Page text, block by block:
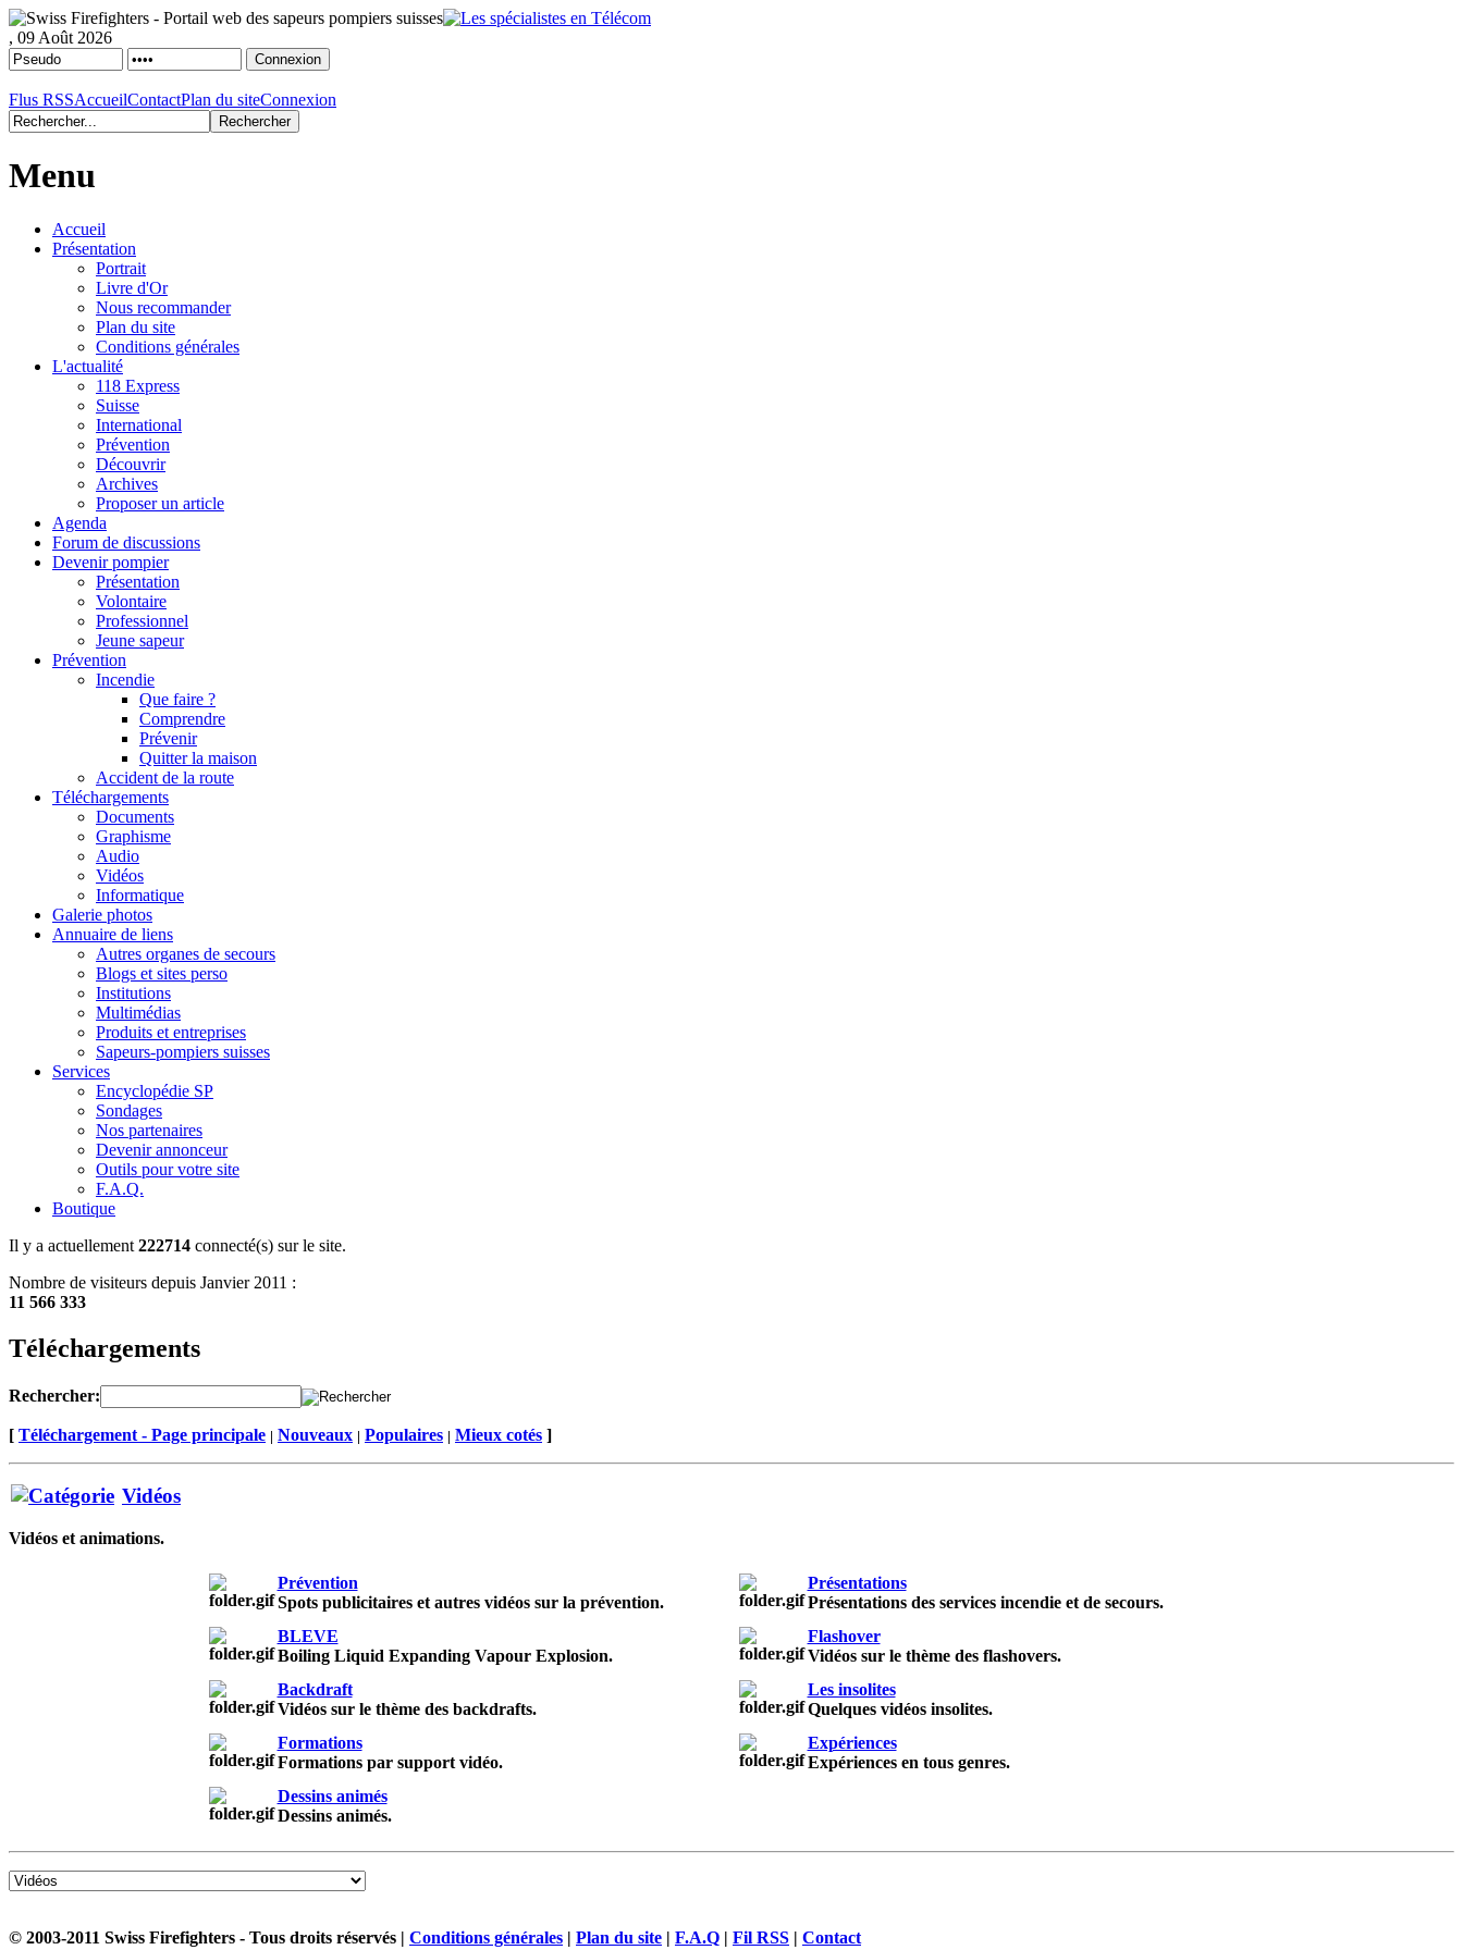
, 09 Août 2026
Flus RSSAccueilContactPlan du siteConnexion
Menu
Accueil
Présentation
Portrait
Livre d'Or
Nous recommander
Plan du site
Conditions générales
L'actualité
118 Express
Suisse
International
Prévention
Découvrir
Archives
Proposer un article
Agenda
Forum de discussions
Devenir pompier
Présentation
Volontaire
Professionnel
Jeune sapeur
Prévention
Incendie
Que faire ?
Comprendre
Prévenir
Quitter la maison
Accident de la route
Téléchargements
Documents
Graphisme
Audio
Vidéos
Informatique
Galerie photos
Annuaire de liens
Autres organes de secours
Blogs et sites perso
Institutions
Multimédias
Produits et entreprises
Sapeurs-pompiers suisses
Services
Encyclopédie SP
Sondages
Nos partenaires
Devenir annonceur
Outils pour votre site
F.A.Q.
Boutique
Il y a actuellement 222714 connecté(s) sur le site.
Nombre de visiteurs depuis Janvier 2011 :
11 566 333
Téléchargements
Rechercher:
[ Téléchargement - Page principale | Nouveaux | Populaires | Mieux cotés ]
Vidéos
Vidéos et animations.
Prévention
Spots publicitaires et autres vidéos sur la prévention.
Présentations
Présentations des services incendie et de secours.
BLEVE
Boiling Liquid Expanding Vapour Explosion.
Flashover
Vidéos sur le thème des flashovers.
Backdraft
Vidéos sur le thème des backdrafts.
Les insolites
Quelques vidéos insolites.
Formations
Formations par support vidéo.
Expériences
Expériences en tous genres.
Dessins animés
Dessins animés.
© 2003-2011 Swiss Firefighters - Tous droits réservés | Conditions générales | Plan du site | F.A.Q | Fil RSS | Contact